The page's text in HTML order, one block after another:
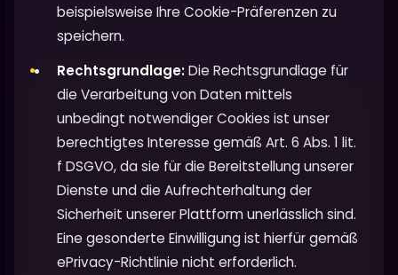
beispielsweise Ihre Cookie-Präferenzen zu
speichern.
Rechtsgrundlage:Die Rechtsgrundlage für
die Verarbeitung von Daten mittels
unbedingt notwendiger Cookies ist unser
berechtigtes Interesse gemäß Art. 6 Abs. 1 lit.
f DSGVO, da sie für die Bereitstellung unserer
Dienste und die Aufrechterhaltung der
Sicherheit unserer Plattform unerlässlich sind.
Eine gesonderte Einwilligung ist hierfür gemäß
ePrivacy-Richtlinie nicht erforderlich.